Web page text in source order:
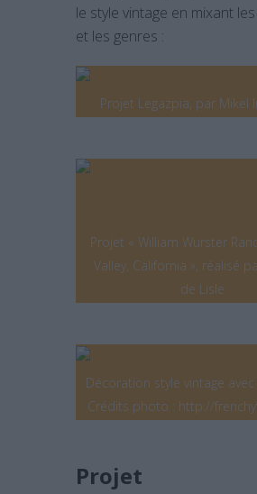
le style vintage en mixant
et les genres :
Projet Legazpia, par Mikel
Projet « William Wurster
Valley, California », réalisé
de Lisle
Décoration style vintage
Crédits photo : http://
Projet